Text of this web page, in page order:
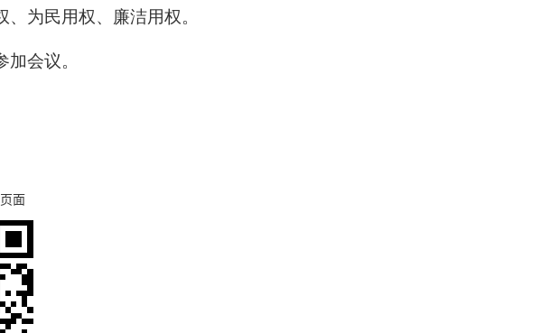
为民用权、廉洁用权。
会议。
面